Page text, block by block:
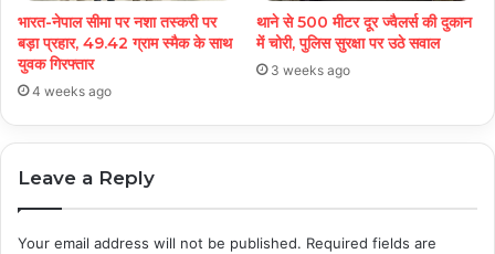
भारत-नेपाल सीमा पर नशा तस्करी पर
बड़ा प्रहार, 49.42 ग्राम स्मैक के साथ
युवक गिरफ्तार
4 weeks ago
थाने से 500 मीटर दूर ज्वैलर्स की दुकान
में चोरी, पुलिस सुरक्षा पर उठे सवाल
3 weeks ago
Leave a Reply
Your email address will not be published. Required fields are